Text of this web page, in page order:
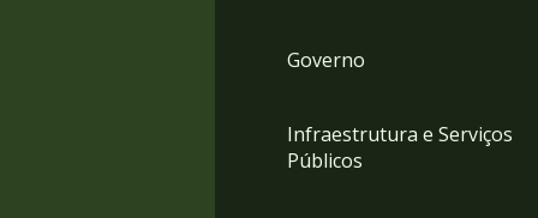
Governo
Infraestrutura e Serviços
Públicos